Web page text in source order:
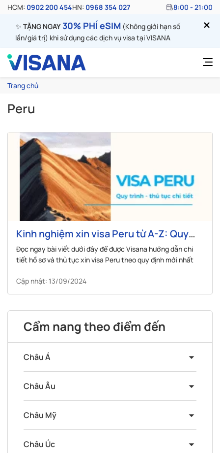
HCM: 0902 200 454HN: 0968 354 027 8:00 - 21:00
✨ TẶNG NGAY30% PHÍ eSIM (Không giới hạn số
lần/giá trị) khi sử dụng các dịch vụ visa tại VISANA
Trang chủ
Peru
Kinh nghiệm xin visa Peru từ A-Z: Quy
trình, thủ tục, lệ phí
Đọc ngay bài viết dưới đây để được Visana hướng dẫn chi
tiết hồ sơ và thủ tục xin visa Peru theo quy định mới nhất
Cập nhật: 13/09/2024
Cẩm nang theo điểm đến
Châu Á
Châu Âu
Châu Mỹ
Châu Úc